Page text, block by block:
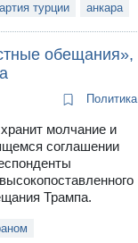
турции анкара
обещания»,
Политика
молчание и
соглашении
Трампа.